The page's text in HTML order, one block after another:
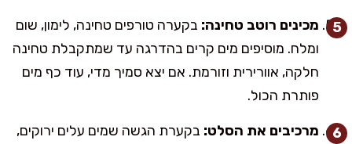
מכינים רוטב טחינה: בקערה טורפים טחינה, לימון, שום
ומלח. מוסיפים מים קרים בהדרגה עד שמתקבלת טחינה
חלקה, אוורירית וזורמת. אם יצא סמיך מדי, עוד כף מים
פותרת הכול.
מרכיבים את הסלט: בקערת הגשה שמים עלים ירוקים,